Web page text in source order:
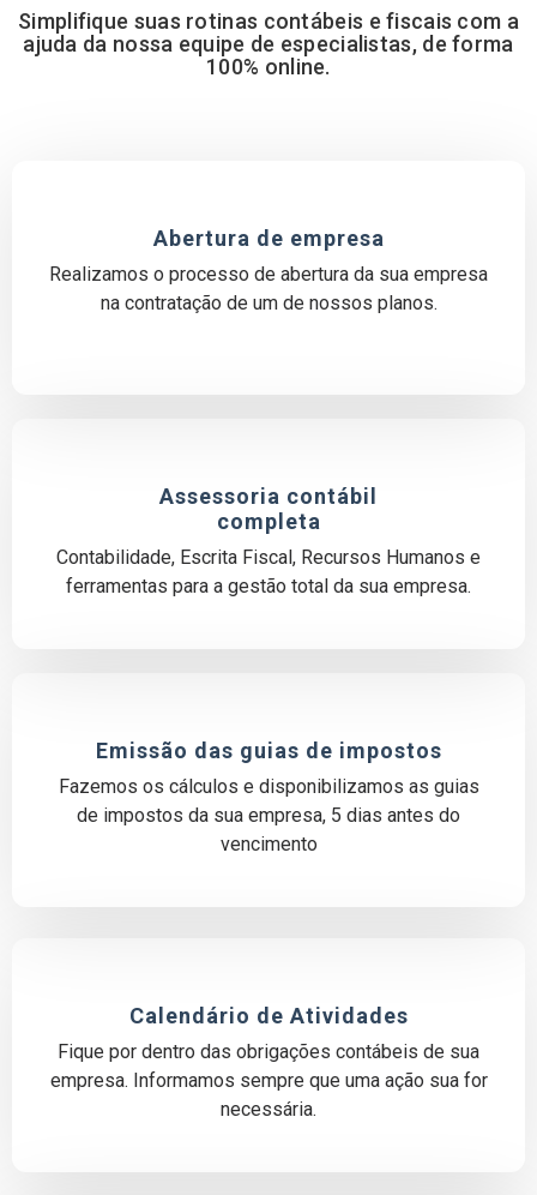
Simplifique suas rotinas contábeis e fiscais com a
ajuda da nossa equipe de especialistas, de forma
100% online.
Abertura de empresa
Realizamos o processo de abertura da sua empresa
na contratação de um de nossos planos.​
Assessoria contábil
completa
Contabilidade, Escrita Fiscal, Recursos Humanos e
ferramentas para a gestão total da sua empresa.​
Emissão das guias de impostos
Fazemos os cálculos e disponibilizamos as guias
de impostos da sua empresa, 5 dias antes do
vencimento
Calendário de Atividades
Fique por dentro das obrigações contábeis de sua
empresa. Informamos sempre que uma ação sua for
necessária.